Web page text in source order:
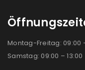
Montag-Freitag: 09:00
Samstag: 09:00 – 13:00